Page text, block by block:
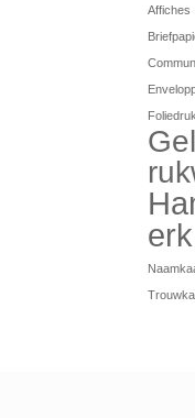
Affiches
Foliedruk
erk